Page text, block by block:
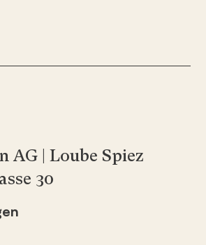
AG | Loube Spiez
30